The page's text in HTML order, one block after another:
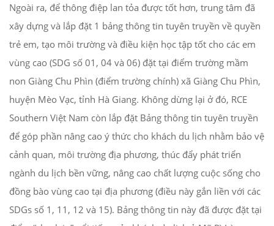
Ngoài ra, để thông điệp lan tỏa được tốt hơn, trung tâm đã
xây dựng và lắp đặt 1 bảng thông tin tuyên truyền về quyền
trẻ em, tạo môi trường và điều kiện học tập tốt cho các em
vùng cao (SDG số 01, 04 và 06) đặt tại điểm trường mầm
non Giàng Chu Phìn (điểm trường chính) xã Giàng Chu Phìn,
huyện Mèo Vạc, tỉnh Hà Giang. Không dừng lại ở đó, RCE
Southern Việt Nam còn lắp đặt Bảng thông tin tuyên truyền
để góp phần nâng cao ý thức cho khách du lịch nhằm bảo vệ
cảnh quan, môi trường địa phương, thúc đẩy phát triển
ngành du lịch bền vững, nâng cao chất lượng cuộc sống cho
đồng bào vùng cao tại địa phương (điều này gắn liền với các
SDGs số 1, 11, 12 và 15). Bảng thông tin này đã được đặt tại